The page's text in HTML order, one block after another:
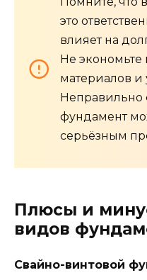
это
влияет на
Не экономьте
материалов и
Неправильно
фундамент
серьёзным
Плюсы и
видов
Свайно-винтовой